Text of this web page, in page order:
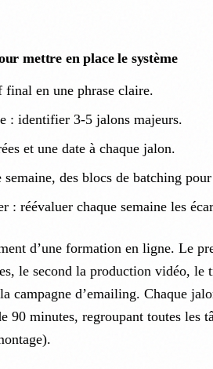
mettre en place le système
en une phrase claire.
: identifier 3-5 jalons majeurs.
et une date à chaque jalon.
des blocs de batching
: réévaluer chaque semaine les
d’une formation en ligne. Le
le second la production vidéo, le
campagne d’emailing. Chaque
90 minutes, regroupant toutes les